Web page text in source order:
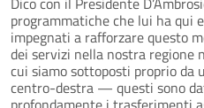
programmatiche che lui ha qui
impegnati a rafforzare questo
dei servizi nella nostra regione
cui siamo sottoposti proprio da
centro-destra — questi sono